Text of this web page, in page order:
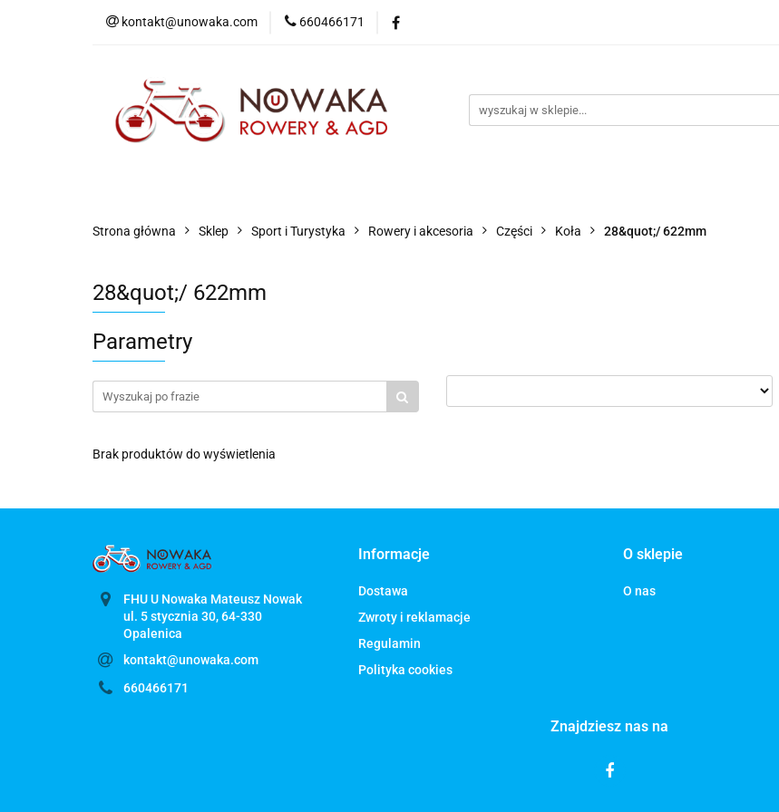
kontakt@unowaka.com 660466171
Strona główna Sklep Sport i Turystyka Rowery i akcesoria Części Koła 28&quot;/ 622mm
28&quot;/ 622mm
Parametry
Brak produktów do wyświetlenia
FHU U Nowaka Mateusz Nowak
ul. 5 stycznia 30, 64-330
kontakt@unowaka.com
660466171
Informacje
Dostawa
Zwroty i reklamacje
Regulamin
Polityka cookies
O sklepie
O nas
Znajdziesz nas na